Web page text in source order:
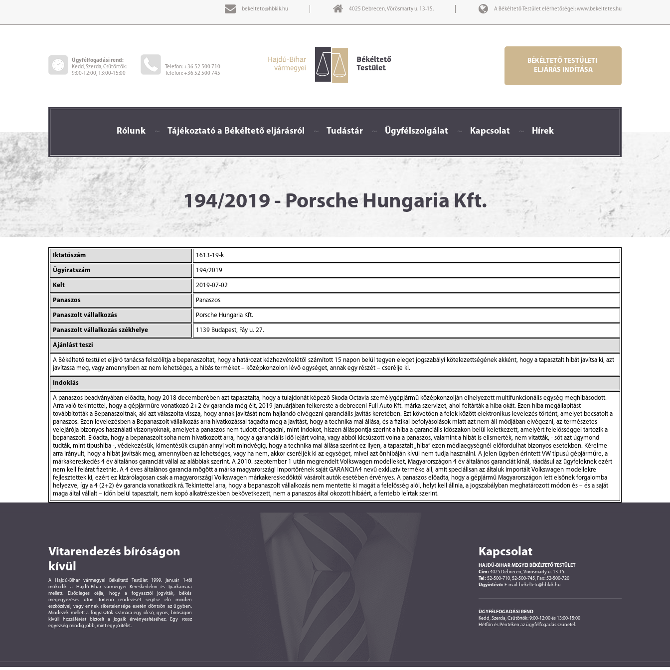
bekelteto@hbkik.hu 4025 Debrecen, Vörösmarty u. 13-15. A Békéltető Testület elérhetőségei:www.bekeltetes.hu
Ügyfélfogadási rend:
Kedd, Szerda, Csütörtök:
9:00-12:00, 13:00-15:00
Telefon: +36 52 500 710
Telefon: +36 52 500 745
BÉKÉLTETŐ TESTÜLETI
ELJÁRÁS INDÍTÁSA
Rólunk ~ Tájékoztató a Békéltető eljárásról ~ Tudástár ~ Ügyfélszolgálat ~ Kapcsolat ~ Hírek
194/2019 - Porsche Hungaria Kft.
Iktatószám 1613-19-k
Ügyiratszám 194/2019
Kelt 2019-07-02
Panaszos Panaszos
Panaszolt vállalkozás Porsche Hungaria Kft.
Panaszolt vállalkozás székhelye 1139 Budapest, Fáy u. 27.
Ajánlást teszi
A Békéltető testület eljáró tanácsa felszólítja a bepanaszoltat, hogy a határozat kézhezvételétől számított 15 napon belül tegyen eleget jogszabályi kötelezettségének akként, hogy a tapasztalt hibát javítsa ki, azt
javítassa meg, vagy amennyiben az nem lehetséges, a hibás terméket – középkonzolon lévő egységet, annak egy részét – cserélje ki.
Indoklás
A panaszos beadványában előadta, hogy 2018 decemberében azt tapasztalta, hogy a tulajdonát képező Skoda Octavia személygépjármű középkonzolján elhelyezett multifunkcionális egység meghibásodott.
Arra való tekintettel, hogy a gépjárműre vonatkozó 2+2 év garancia még élt, 2019 januárjában felkereste a debreceni Full Auto Kft. márka szervizet, ahol feltárták a hiba okát. Ezen hiba megállapítást
továbbították a Bepanaszoltnak, aki azt válaszolta vissza, hogy annak javítását nem hajlandó elvégezni garanciális javítás keretében. Ezt követően a felek között elektronikus levelezés történt, amelyet becsatolt a
panaszos. Ezen levelezésben a Bepanaszolt vállalkozás arra hivatkozással tagadta meg a javítást, hogy a technika mai állása, és a fizikai befolyásolások miatt azt nem áll módjában elvégezni, az természetes
velejárója bizonyos használati viszonyoknak, amelyet a panaszos nem tudott elfogadni, mint indokot, hiszen álláspontja szerint a hiba a garanciális időszakon belül keletkezett, amelyért felelősséggel tartozik a
bepanaszolt. Előadta, hogy a bepanaszolt soha nem hivatkozott arra, hogy a garanciális idő lejárt volna, vagy abból kicsúszott volna a panaszos, valamint a hibát is elismerték, nem vitatták, - sőt azt úgymond
tudták, mint típushiba -, védekezésük, kimentésük csupán annyi volt mindvégig, hogy a technika mai állása szerint ez ilyen, a tapasztalt „hiba” ezen médiaegységnél előfordulhat bizonyos esetekben. Kérelme
arra irányult, hogy a hibát javítsák meg, amennyiben az lehetséges, vagy ha nem, akkor cseréljék ki az egységet, mivel azt önhibáján kívül nem tudja használni. A jelen ügyben érintett VW típusú gépjárműre, a
márkakereskedés 4 év általános garanciát vállal az alábbiak szerint. A 2010. szeptember 1 után megrendelt Volkswagen modelleket, Magyarországon 4 év általános garanciát kínál, ráadásul az ügyfeleknek ezért
nem kell felárat fizetnie. A 4 éves általános garancia mögött a márka magyarországi importőrének saját GARANCIA4 nevű exkluzív terméke áll, amit speciálisan az általuk importált Volkswagen modellekre
fejlesztettek ki, ezért ez kizárólagosan csak a magyarországi Volkswagen márkakereskedőktől vásárolt autók esetében érvényes. A panaszos előadta, hogy a gépjármű Magyarországon lett elsőnek forgalomba
helyezve, így a 4 (2+2) év garancia vonatkozik rá. Tekintettel arra, hogy a bepanaszolt vállalkozás nem mentette ki magát a felelősség alól, helyt kell állnia, a jogszabályban meghatározott módon és – és a saját
maga által vállalt – időn belül tapasztalt, nem kopó alkatrészekben bekövetkezett, nem a panaszos által okozott hibáért, a fentebb leírtak szerint.
Vitarendezés bíróságon
kívül
A Hajdú-Bihar vármegyei Békéltető Testület 1999. január 1-től
működik a Hajdú-Bihar vármegyei Kereskedelmi és Iparkamara
mellett. Elsődleges célja, hogy a fogyasztói jogviták, békés
megegyezéses úton történő rendezését segítse elő minden
eszközével, vagy ennek sikertelensége esetén döntsön az ügyben.
Mindezek mellett a fogyasztók számára egy olcsó, gyors, bíróságon
kívüli hozzáférést biztosít a jogaik érvényesítéséhez. Egy rossz
egyezség mindig jobb, mint egy jó ítélet.
Kapcsolat
HAJDÚ-BIHAR MEGYEI BÉKÉLTETŐ TESTÜLET
Cím:4025 Debrecen, Vörösmarty u. 13-15.
Tel:52-500-710, 52-500-745, Fax: 52-500-720
Ügyintéző:E-mail: bekelteto@hbkik.hu
ÜGYFÉLFOGADÁSI REND
Kedd, Szerda, Csütörtök: 9:00-12:00 és 13:00-15:00
Hétfőn és Pénteken az ügyfélfogadás szünetel.